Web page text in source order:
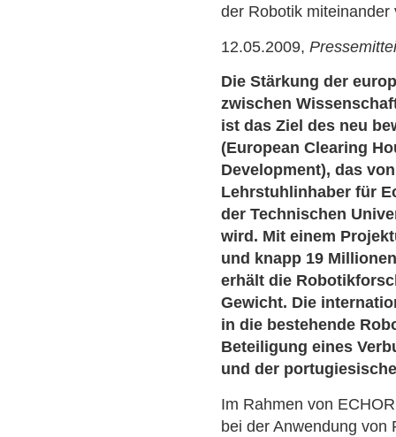
der Robotik miteinander
12.05.2009,
Die Stärkung der
zwischen
ist das Ziel des neu
(European Clearing
Development), das
Lehrstuhlinhaber für
der Technischen
wird. Mit einem
und knapp 19
erhält die
Gewicht. Die
in die bestehende
Beteiligung eines
und der
Im Rahmen von
bei der Anwendung von